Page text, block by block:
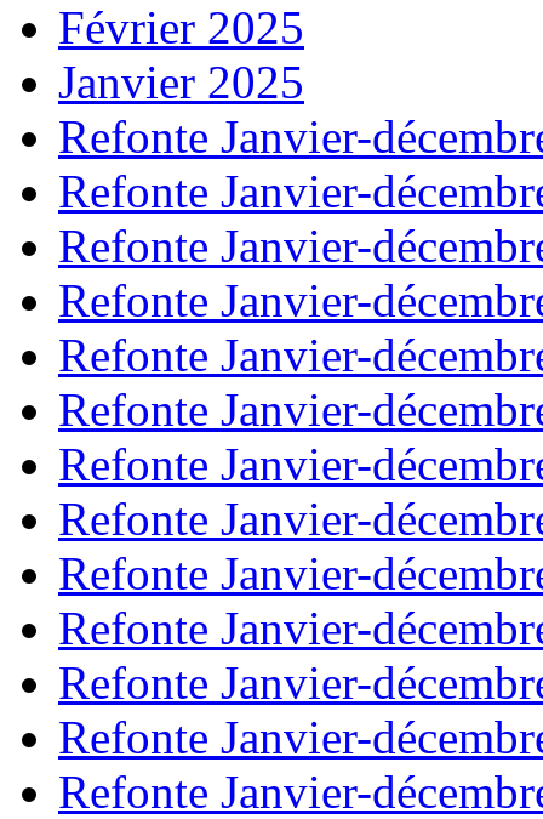
Février 2025
Janvier 2025
Refonte Janvier-
Refonte Janvier-
Refonte Janvier-
Refonte Janvier-
Refonte Janvier-
Refonte Janvier-
Refonte Janvier-
Refonte Janvier-
Refonte Janvier-
Refonte Janvier-
Refonte Janvier-
Refonte Janvier-
Refonte Janvier-